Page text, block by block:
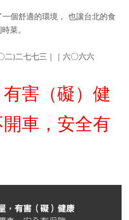
個舒適的環境， 也讓台北的食
菜。
二)二七七三｜｜六○六六
害（礙）健
車，安全有